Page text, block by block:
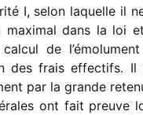
I, selon laquelle il
maxi­mal dans la loi
de
des frais effec­tifs. Il
par la grande
ont fait preuve